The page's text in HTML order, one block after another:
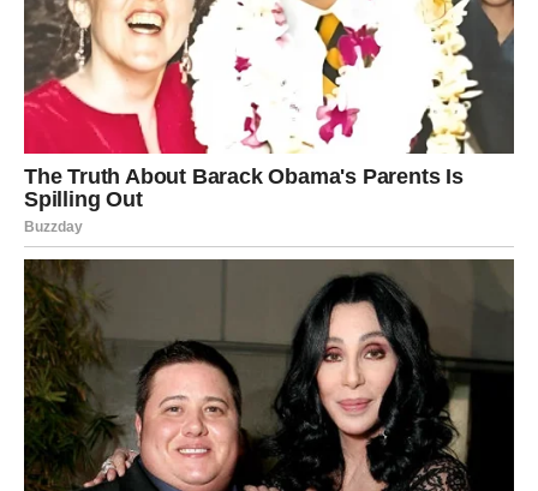
Sve će djelovati prirodno.
Ako ste zauzeti, odnos sa partnerom postaje stabilniji i
Biće više razumijevanja, više zajedničkih planova i mnogo
više osjećaja da zajedno možete ostvariti sve što
poželite.
DOLAZI VIJEST KOJA VAM
SKIDA TERET SA LEĐA
Nešto što vas je dugo držalo u neizvjesnosti konačno
dobija rasplet.